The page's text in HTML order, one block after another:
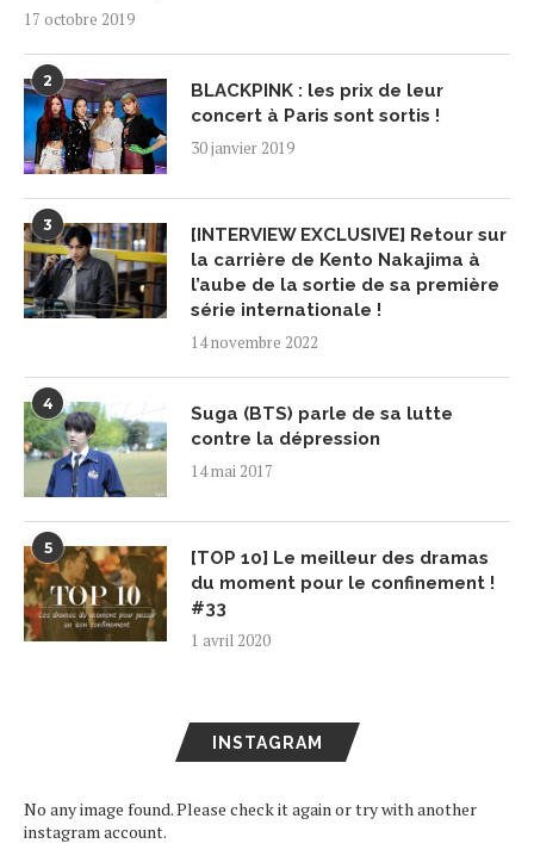
17 octobre 2019
2
BLACKPINK : les prix de leur
concert à Paris sont sortis !
30 janvier 2019
3
[INTERVIEW EXCLUSIVE] Retour sur
la carrière de Kento Nakajima à
l’aube de la sortie de sa première
série internationale !
14 novembre 2022
4
Suga (BTS) parle de sa lutte
contre la dépression
14 mai 2017
5
[TOP 10] Le meilleur des dramas
du moment pour le confinement !
#33
1 avril 2020
INSTAGRAM
No any image found. Please check it again or try with another
instagram account.